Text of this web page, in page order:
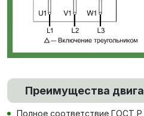
Преимущества
Полное соответствие ГОСТ